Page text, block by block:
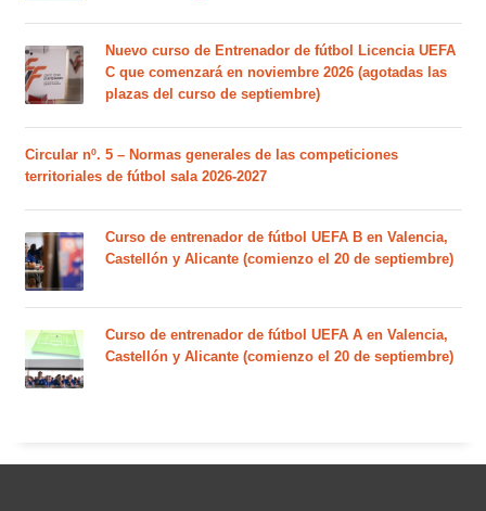
Nuevo curso de Entrenador de fútbol Licencia UEFA
C que comenzará en noviembre 2026 (agotadas las
plazas del curso de septiembre)
Circular nº. 5 – Normas generales de las competiciones
territoriales de fútbol sala 2026-2027
Curso de entrenador de fútbol UEFA B en Valencia,
Castellón y Alicante (comienzo el 20 de septiembre)
Curso de entrenador de fútbol UEFA A en Valencia,
Castellón y Alicante (comienzo el 20 de septiembre)